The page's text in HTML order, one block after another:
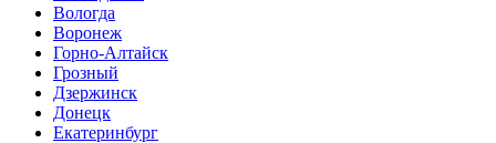
Вологда
Воронеж
Горно-Алтайск
Грозный
Дзержинск
Донецк
Екатеринбург